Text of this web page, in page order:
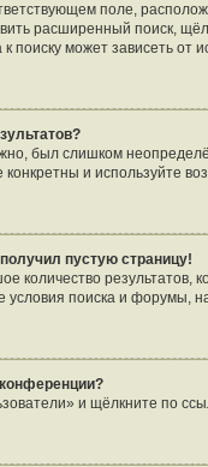
поле,
расширенный поиск,
поиску может зависеть от
был слишком
и используйте
пустую страницу!
количество результатов,
условия поиска и форумы,
и щёлкните по